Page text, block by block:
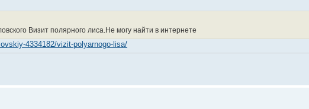
Визит полярного лиса.Не могу найти в интернете
4334182/vizit-polyarnogo-lisa/